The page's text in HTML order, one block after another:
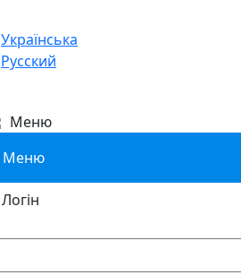
Українська
Русский
Меню
Меню
Логін